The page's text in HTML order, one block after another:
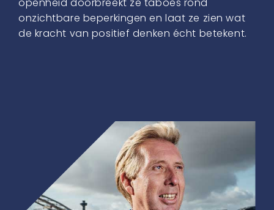
onzichtbare beperkingen en laat ze zien wat
de kracht van positief denken écht betekent.